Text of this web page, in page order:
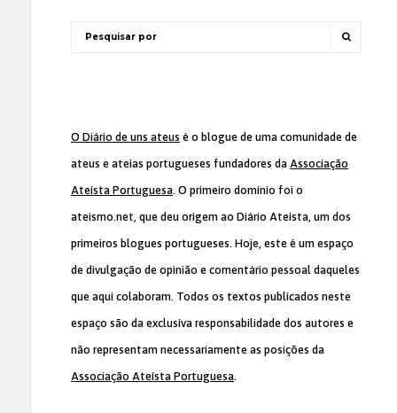
O Diário de uns ateus é o blogue de uma comunidade de
ateus e ateias portugueses fundadores da Associação
Ateísta Portuguesa. O primeiro domínio foi o
ateismo.net, que deu origem ao Diário Ateísta, um dos
primeiros blogues portugueses. Hoje, este é um espaço
de divulgação de opinião e comentário pessoal daqueles
que aqui colaboram. Todos os textos publicados neste
espaço são da exclusiva responsabilidade dos autores e
não representam necessariamente as posições da
Associação Ateísta Portuguesa.